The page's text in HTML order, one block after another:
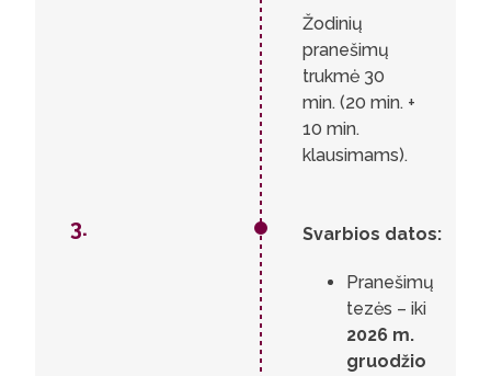
Žodinių
pranešimų
trukmė 30
min. (20 min. +
10 min.
klausimams).
3. Svarbios datos:
Pranešimų
tezės – iki
2026 m.
gruodžio